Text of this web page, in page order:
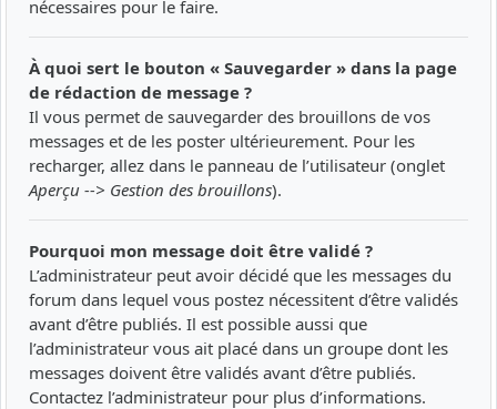
nécessaires pour le faire.
À quoi sert le bouton « Sauvegarder » dans la page
de rédaction de message ?
Il vous permet de sauvegarder des brouillons de vos
messages et de les poster ultérieurement. Pour les
recharger, allez dans le panneau de l’utilisateur (onglet
Aperçu --> Gestion des brouillons).
Pourquoi mon message doit être validé ?
L’administrateur peut avoir décidé que les messages du
forum dans lequel vous postez nécessitent d’être validés
avant d’être publiés. Il est possible aussi que
l’administrateur vous ait placé dans un groupe dont les
messages doivent être validés avant d’être publiés.
Contactez l’administrateur pour plus d’informations.